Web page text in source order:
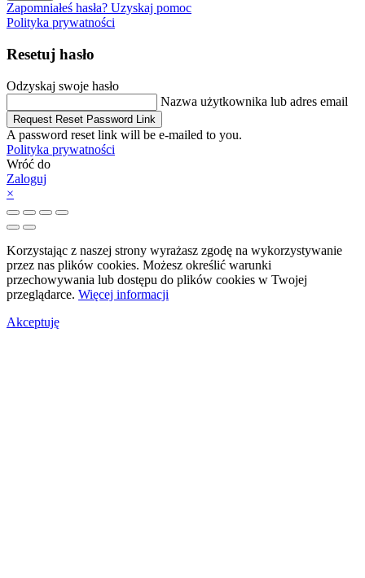
Zapomniałeś hasła? Uzyskaj pomoc
Polityka prywatności
Resetuj hasło
Odzyskaj swoje hasło
Nazwa użytkownika lub adres email
Request Reset Password Link
A password reset link will be e-mailed to you.
Polityka prywatności
Wróć do
Zaloguj
×
Korzystając z naszej strony wyrażasz zgodę na wykorzystywanie
przez nas plików cookies. Możesz określić warunki
przechowywania lub dostępu do plików cookies w Twojej
przeglądarce. Więcej informacji
Akceptuję